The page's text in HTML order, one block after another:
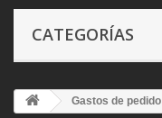
CATEGORÍAS
Gastos de pedido